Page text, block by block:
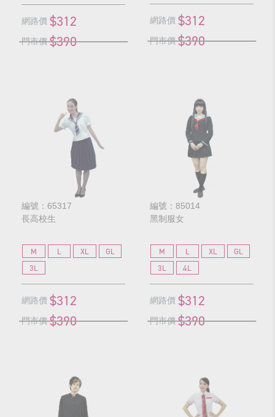
網路價 $312
門市價 $390
網路價 $312
門市價 $390
編號：65317
長高校生
M L XL
GL
3L
網路價 $312
門市價 $390
編號：85014
黑制服女
M L XL
GL
3L
4L
網路價 $312
門市價 $390